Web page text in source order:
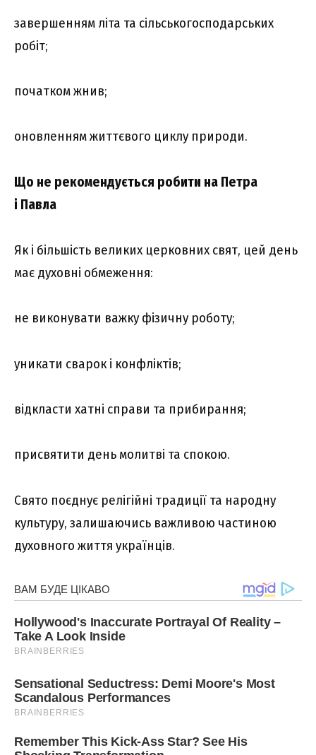
завершенням літа та сільськогосподарських
робіт;
початком жнив;
оновленням життєвого циклу природи.
Що не рекомендується робити на Петра
і Павла
Як і більшість великих церковних свят, цей день
має духовні обмеження:
не виконувати важку фізичну роботу;
уникати сварок і конфліктів;
відкласти хатні справи та прибирання;
присвятити день молитві та спокою.
Свято поєднує релігійні традиції та народну
культуру, залишаючись важливою частиною
духовного життя українців.